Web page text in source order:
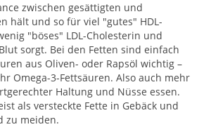
zwischen gesättigten und
hält und so für viel "gutes" HDL-
"böses" LDL-Cholesterin und
sorgt. Bei den Fetten sind einfach
aus Oliven- oder Rapsöl wichtig –
Omega-3-Fettsäuren. Also auch mehr
Haltung und Nüsse essen.
als versteckte Fette in Gebäck und
zu meiden.